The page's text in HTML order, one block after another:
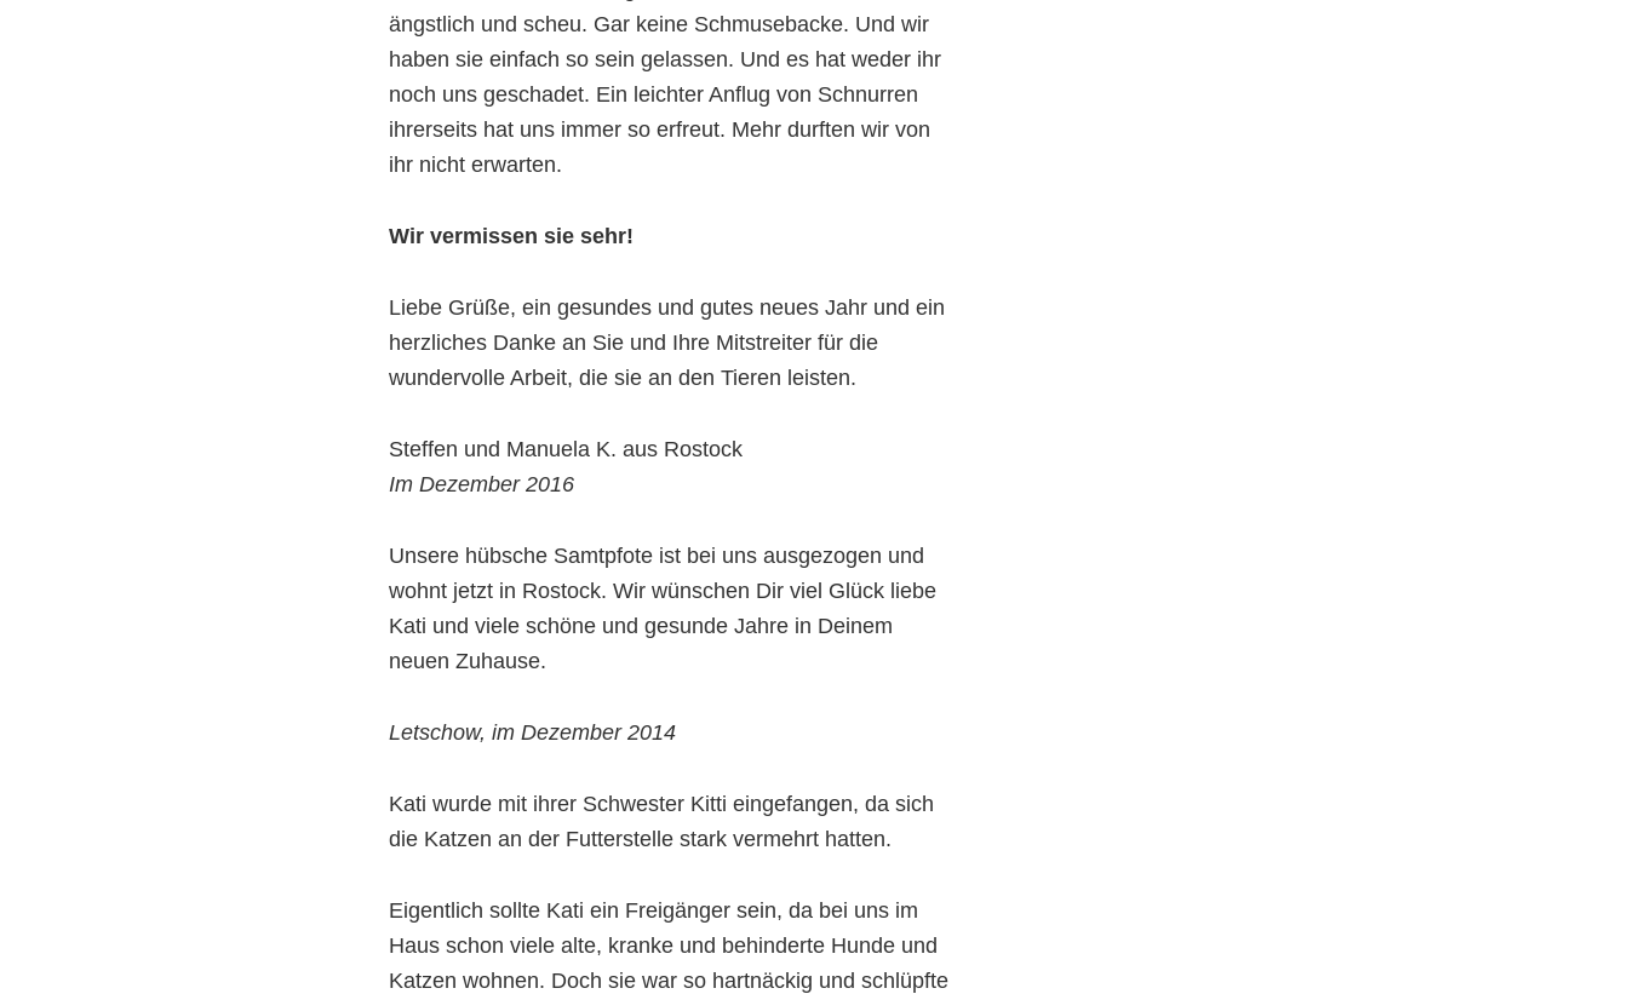
ängstlich und scheu. Gar keine Schmusebacke. Und wir
haben sie einfach so sein gelassen. Und es hat weder ihr
noch uns geschadet. Ein leichter Anflug von Schnurren
ihrerseits hat uns immer so erfreut. Mehr durften wir von
ihr nicht erwarten.
Wir vermissen sie sehr!
Liebe Grüße, ein gesundes und gutes neues Jahr und ein
herzliches Danke an Sie und Ihre Mitstreiter für die
wundervolle Arbeit, die sie an den Tieren leisten.
Steffen und Manuela K. aus Rostock
Im Dezember 2016
Unsere hübsche Samtpfote ist bei uns ausgezogen und
wohnt jetzt in Rostock. Wir wünschen Dir viel Glück liebe
Kati und viele schöne und gesunde Jahre in Deinem
neuen Zuhause.
Letschow, im Dezember 2014
Kati wurde mit ihrer Schwester Kitti eingefangen, da sich
die Katzen an der Futterstelle stark vermehrt hatten.
Eigentlich sollte Kati ein Freigänger sein, da bei uns im
Haus schon viele alte, kranke und behinderte Hunde und
Katzen wohnen. Doch sie war so hartnäckig und schlüpfte